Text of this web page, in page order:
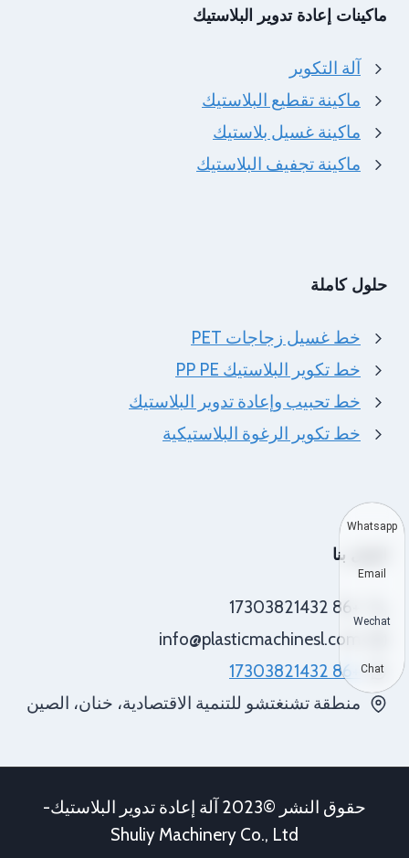
ماكينات إعادة تدوير البلاستيك
آلة التكوير
ماكينة تقطيع البلاستيك
ماكينة غسيل بلاستيك
ماكينة تجفيف البلاستيك
حلول كاملة
خط غسيل زجاجات PET
خط تكوير البلاستيك PP PE
خط تحبيب وإعادة تدوير البلاستيك
خط تكوير الرغوة البلاستيكية
اتصل بنا
info@plasticmachinesl.com
منطقة تشنغتشو للتنمية الاقتصادية، خنان، الصين
حقوق النشر ©2023 آلة إعادة تدوير البلاستيك-
Shuliy Machinery Co., Ltd
Whatsapp
Email
Wechat
Chat